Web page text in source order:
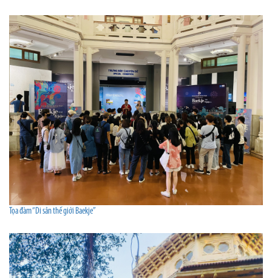
Tọa đàm “Di sản thế giới Baekje”